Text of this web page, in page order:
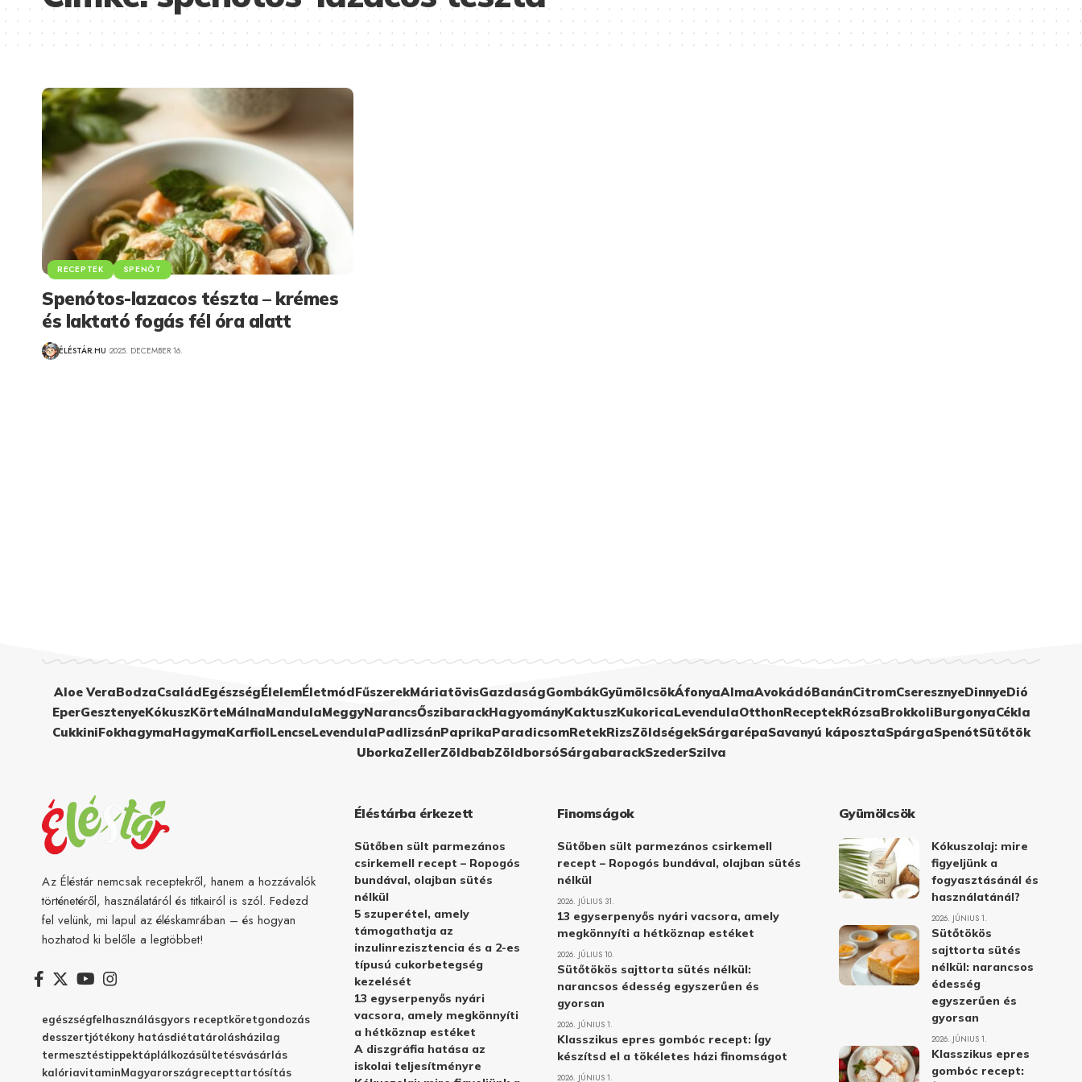
RECEPTEK SPENÓT
Spenótos-lazacos tészta – krémes
és laktató fogás fél óra alatt
ÉLÉSTÁR.HU 2025. DECEMBER 16.
Aloe VeraBodzaCsaládEgészségÉlelemÉletmódFűszerekMáriatövisGazdaságGombákGyümölcsökÁfonyaAlmaAvokádóBanánCitromCseresznyeDinnyeDió
EperGesztenyeKókuszKörteMálnaMandulaMeggyNarancsŐszibarackHagyományKaktuszKukoricaLevendulaOtthonReceptekRózsaBrokkoliBurgonyaCékla
CukkiniFokhagymaHagymaKarfiolLencseLevendulaPadlizsánPaprikaParadicsomRetekRizsZöldségekSárgarépaSavanyú káposztaSpárgaSpenótSütőtök
UborkaZellerZöldbabZöldborsóSárgabarackSzederSzilva
Az Éléstár nemcsak receptekről, hanem a hozzávalók
történetéről, használatáról és titkairól is szól. Fedezd
fel velünk, mi lapul az éléskamrában – és hogyan
hozhatod ki belőle a legtöbbet!
egészségfelhasználásgyors receptköretgondozás
desszertjótékony hatásdiétatárolásházilag
termesztéstippektáplálkozásültetésvásárlás
kalóriavitaminMagyarországrecepttartósítás
Éléstárba érkezett
Sütőben sült parmezános
csirkemell recept – Ropogós
bundával, olajban sütés
nélkül
5 szuperétel, amely
támogathatja az
inzulinrezisztencia és a 2-es
típusú cukorbetegség
kezelését
13 egyserpenyős nyári
vacsora, amely megkönnyíti
a hétköznap estéket
A diszgráfia hatása az
iskolai teljesítményre
Finomságok
Sütőben sült parmezános csirkemell
recept – Ropogós bundával, olajban sütés
nélkül
2026. JÚLIUS 31.
13 egyserpenyős nyári vacsora, amely
megkönnyíti a hétköznap estéket
2026. JÚLIUS 10.
Sütőtökös sajttorta sütés nélkül:
narancsos édesség egyszerűen és
gyorsan
2026. JÚNIUS 1.
Klasszikus epres gombóc recept: Így
készítsd el a tökéletes házi finomságot
2026. JÚNIUS 1.
Gyümölcsök
Kókuszolaj: mire
figyeljünk a
fogyasztásánál és
használatánál?
2026. JÚNIUS 1.
Sütőtökös
sajttorta sütés
nélkül: narancsos
édesség
egyszerűen és
gyorsan
2026. JÚNIUS 1.
Klasszikus epres
gombóc recept: